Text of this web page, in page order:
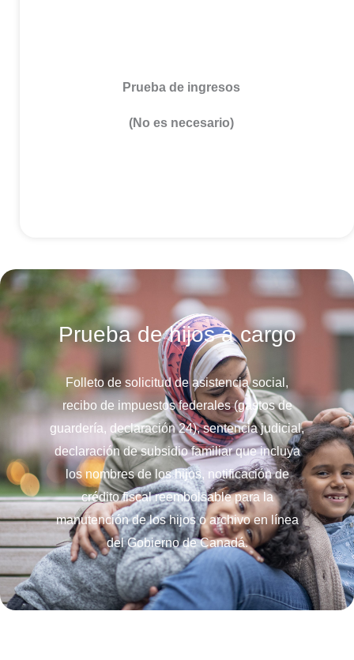
Prueba de ingresos
(No es necesario)
Prueba de hijos a cargo
Folleto de solicitud de asistencia social,
recibo de impuestos federales (gastos de
guardería, declaración 24), sentencia judicial,
declaración de subsidio familiar que incluya
los nombres de los hijos, notificación de
crédito fiscal reembolsable para la
manutención de los hijos o archivo en línea
del Gobierno de Canadá.